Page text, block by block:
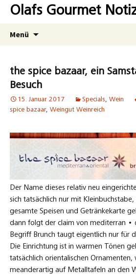
Zum
InhaltOlafs Gourmet
Menü
the spice bazaar, ein
Besuch
15. Januar 2017 Specials, Wein
spice bazaar, Weingut Weinreich
Der Name dieses relativ neu
sich tatsächlich nur mit
gesamte Speisen und Getränkekarte
dann folgt der claim von mediterran •
Begriff Brunch taugt eigentlich nur für
Die Einrichtung ist in warmen Tönen
tatsächlich orientalischen Ornamenten,
meanderartig auf Metalltafeln an den